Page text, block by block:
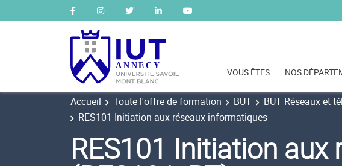
VOUS ÊTES NOS
Accueil Toute l'offre de formation BUT BUT Réseaux et
RES101 Initiation aux réseaux informatiques
RES101 Initiation